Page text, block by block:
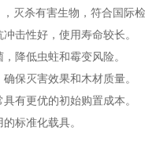
杀有害生物，符合国际
击性好，使用寿命较长。
降低虫蛀和霉变风险。
保灭害效果和木材质量。
有更优的初始购置成本。
标准化载具。